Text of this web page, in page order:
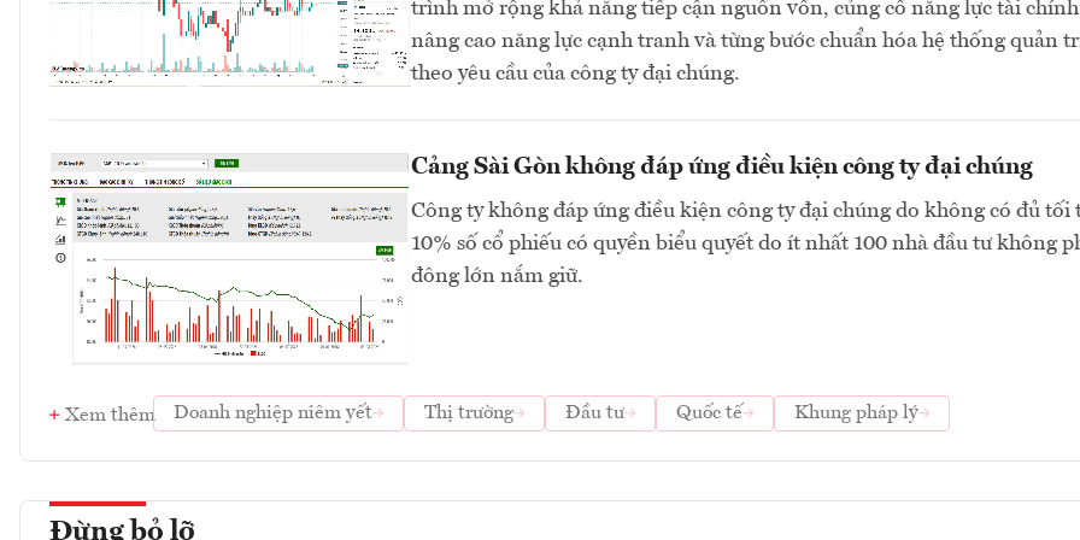
trình mở rộng khả năng tiếp cận nguồn vốn, củng cố năng lực tài
nâng cao năng lực cạnh tranh và từng bước chuẩn hóa hệ thống quản
theo yêu cầu của công ty đại chúng.
Cảng Sài Gòn không đáp ứng điều kiện công ty đại chúng
Công ty không đáp ứng điều kiện công ty đại chúng do không có đủ tối
10% số cổ phiếu có quyền biểu quyết do ít nhất 100 nhà đầu tư không
đông lớn nắm giữ.
Xem thêm Doanh nghiệp niêm yết Thị trường Đầu tư Quốc tế Khung pháp lý
Đừng bỏ lỡ